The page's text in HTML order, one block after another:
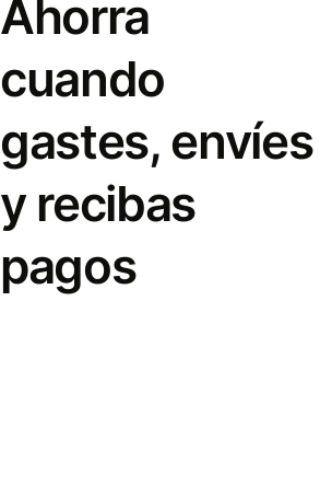
Ahorra
cuando
gastes, envíes
y recibas
pagos